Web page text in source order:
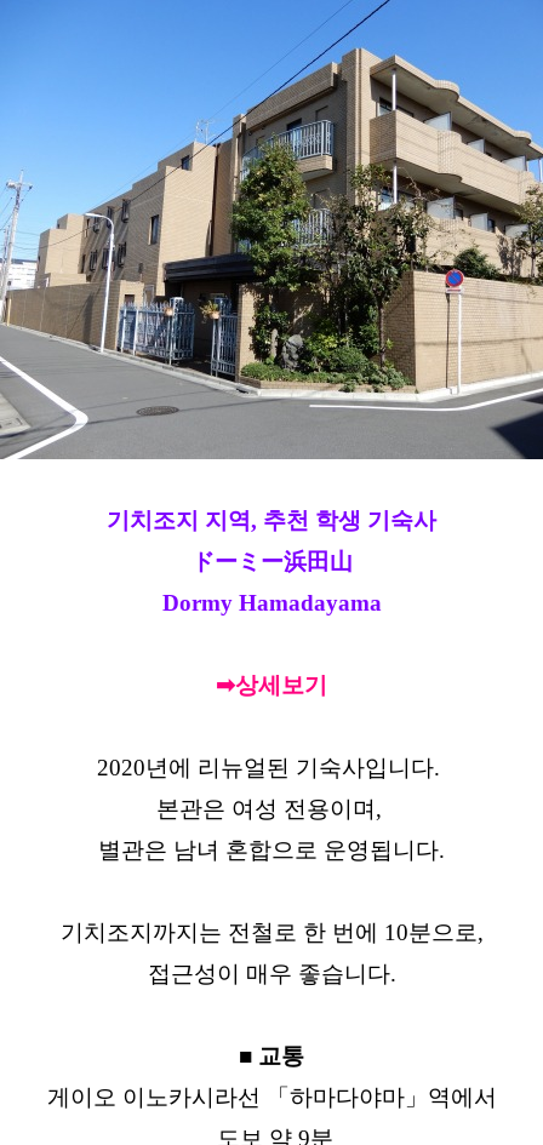
기치조지 지역, 추천 학생 기숙사
ドーミー浜田山
Dormy Hamadayama
➡상세보기
2020년에 리뉴얼된 기숙사입니다.
본관은 여성 전용이며,
별관은 남녀 혼합으로 운영됩니다.
기치조지까지는 전철로 한 번에 10분으로,
접근성이 매우 좋습니다.
■ 교통
게이오 이노카시라선 「하마다야마」역에서
도보 약 9분